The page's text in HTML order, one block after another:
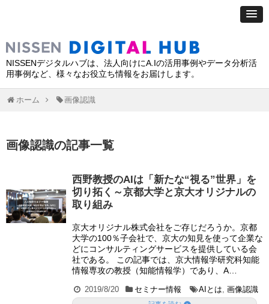
NISSENデジタルハブは、法人向けにA.Iの活用事例やデータ分析活
用事例など、様々なお役立ち情報をお届けします。
ホーム 画像認識
画像認識の記事一覧
西野教授のAIは「新たな“視る”世界」を
切り拓く～京都大学と京大オリジナルの
取り組み
京大オリジナル株式会社をご存じだろうか。京都
大学の100％子会社で、京大の知見を使って企業な
どにコンサルティングサービスを提供している会
社である。 この記事では、京大情報学研究科知能
情報専攻の教授（知能情報学）であり、A…
2019/8/20 セミナー情報 AIとは ,画像認識